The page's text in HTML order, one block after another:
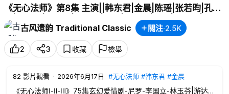
《无心法师》第8集 主演||韩东君|金晨|陈瑶|张若昀|孔连
顺|李沐风|王彦霖|吴翊歌|赵柯|石筱群|王闯|王星瀚|蒋中
炜|王妍苏 原作||尼罗 监制||李国立 导演||林玉芬|高林豹
【民国玄幻爱情剧】
古风遗韵 Traditional Classic 關注·2.5K
2 3 收藏 檢舉
82 影片觀看 · 2026年6月17日 #无心法师 #韩东君 #金晨
《无心法师Ⅰ-Ⅱ-Ⅲ》75集玄幻爱情剧-尼罗-李国立-林玉芬|游达